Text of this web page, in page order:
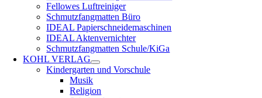
Fellowes Luftreiniger
Schmutzfangmatten Büro
IDEAL Papierschneidemaschinen
IDEAL Aktenvernichter
Schmutzfangmatten Schule/KiGa
KOHL VERLAG
Kindergarten und Vorschule
Musik
Religion